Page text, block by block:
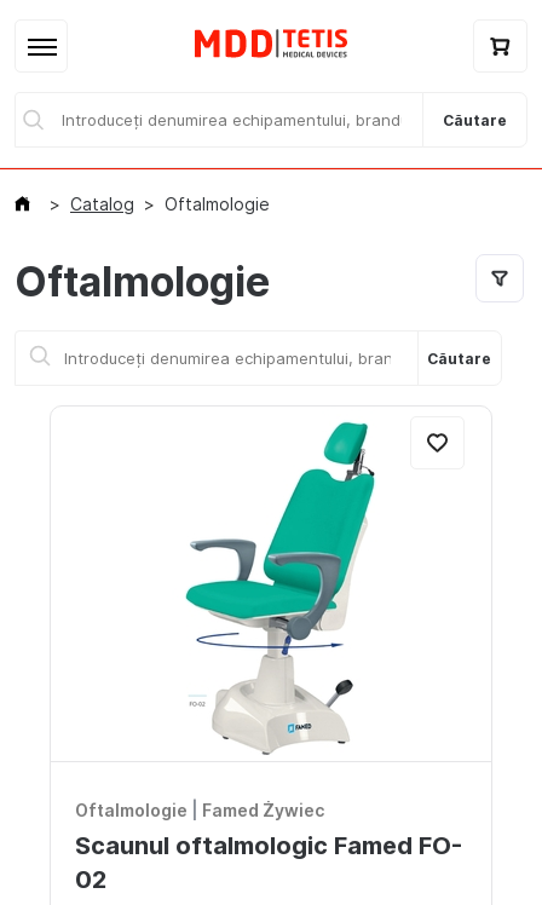
Acasă
Catalog / E-magazin
Contacte
Căutare
Catalog Oftalmologie
Oftalmologie
Căutare
Oftalmologie Famed Żywiec
Scaunul oftalmologic Famed FO-
02